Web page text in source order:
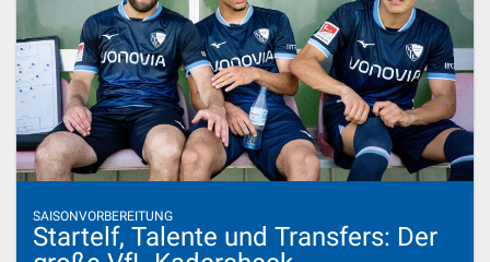
SAISONVORBEREITUNG
Startelf, Talente und Transfers: Der